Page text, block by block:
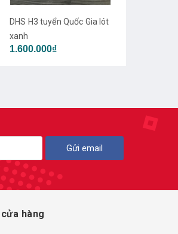
DHS H3 tuyển Quốc Gia lót
xanh
1.600.000₫
Gửi email
hàng